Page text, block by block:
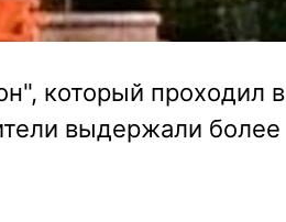
который проходил в
выдержали более